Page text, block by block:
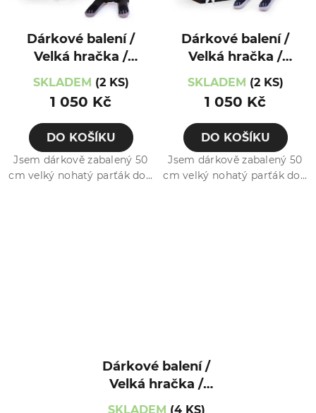
Dárkové balení /
Velká hračka /
Kamarád /
Jezevec
SKLADEM (2 KS)
1 050 Kč
DO KOŠÍKU
Jsem dárkově zabalený 50
cm velký nohatý parťák do...
Dárkové balení /
Velká hračka /
Kamarád / Liška
SKLADEM (2 KS)
1 050 Kč
DO KOŠÍKU
Jsem dárkově zabalený 50
cm velký nohatý parťák do...
Dárkové balení /
Velká hračka /
Kamarád / Zajíček
SKLADEM (4 KS)